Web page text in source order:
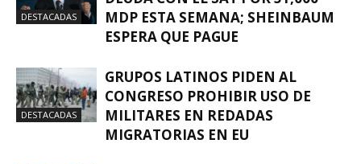
DESTACADAS
MDP ESTA SEMANA; SHEINBAUM
ESPERA QUE PAGUE
DESTACADAS
GRUPOS LATINOS PIDEN AL
CONGRESO PROHIBIR USO DE
MILITARES EN REDADAS
MIGRATORIAS EN EU